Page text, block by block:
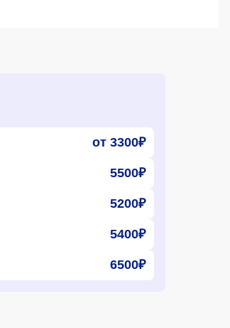
от 3300₽
5500₽
5200₽
5400₽
6500₽